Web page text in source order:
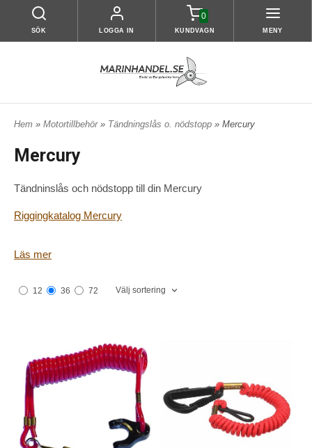
SÖK LOGGA IN
0
KUNDVAGN MENY
Hem » Motortillbehör » Tändningslås o. nödstopp » Mercury
Mercury
Tändninslås och nödstopp till din Mercury
Riggingkatalog Mercury
Läs mer
12 36 72 Välj sortering